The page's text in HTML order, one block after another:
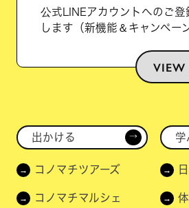
公式LINEアカウントへのご登
します（新機能＆キャンペー
VIEW
出かける →
コノマチツアーズ
コノマチマルシェ
学